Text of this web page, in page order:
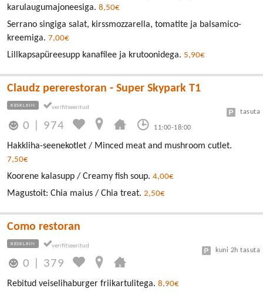
karulaugumajoneesiga. 8,50€
Serrano singiga salat, kirssmozzarella, tomatite ja balsamico-
kreemiga. 7,00€
Lillkapsapüreesupp kanafilee ja krutoonidega. 5,90€
Claudz pererestoran - Super Skypark T1
KESKLINN
0 974 11:00-18:00
tasuta
Hakkliha-seenekotlet / Minced meat and mushroom cutlet.
7,50€
Koorene kalasupp / Creamy fish soup. 4,00€
Magustoit: Chia maius / Chia treat. 2,50€
Como restoran
KESKLINN
0 379
kuni 2h tasuta
Rebitud veiselihaburger friikartulitega. 8,90€